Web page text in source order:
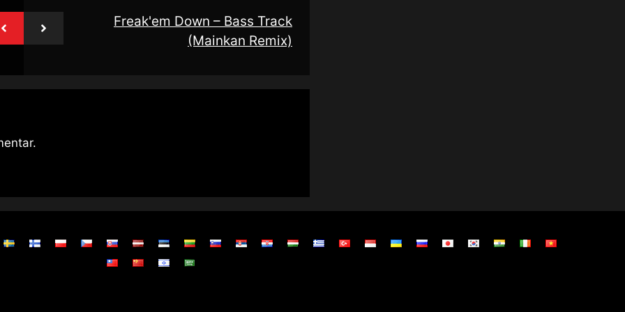
Freak'em Down – Bass Track
(Mainkan Remix)